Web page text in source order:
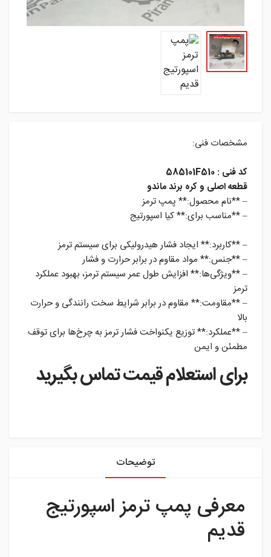
مشخصات فنی:
کد فنی : 585101F510
قطعه اصلی و کره برند ماندو
– **نام محصول:** پمپ ترمز
– **مناسب برای:** کیا اسپورتیج
– **کاربرد:** ایجاد فشار هیدرولیکی برای سیستم ترمز
– **جنس:** مواد مقاوم در برابر حرارت و فشار
– **ویژگی‌ها:** افزایش طول عمر سیستم ترمز، بهبود عملکرد
ترمز
– **مقاومت:** مقاوم در برابر شرایط سخت رانندگی و حرارت
بالا
– **عملکرد:** توزیع یکنواخت فشار ترمز به چرخ‌ها برای توقف
مطمئن و ایمن
برای استعلام قیمت تماس بگیرید
توضیحات
معرفی پمپ ترمز اسپورتیج
قدیم